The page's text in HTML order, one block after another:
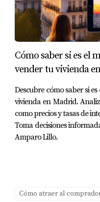
utilizar herramientas
para acelerar tus ventas.
Preguntas
¿Qué es un tour
de una propiedad que
explorarla desde
¿Cómo puede
mi chalet?
Un tour virtual aumenta
Cómo saber si es el
vender tu vivienda
Descubre cómo saber si
vivienda en Madrid.
como precios y tasas de
Toma decisiones
Amparo Lillo.
Cómo atraer al